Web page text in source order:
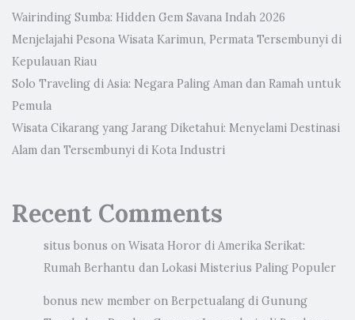
Wairinding Sumba: Hidden Gem Savana Indah 2026
Menjelajahi Pesona Wisata Karimun, Permata Tersembunyi di
Kepulauan Riau
Solo Traveling di Asia: Negara Paling Aman dan Ramah untuk
Pemula
Wisata Cikarang yang Jarang Diketahui: Menyelami Destinasi
Alam dan Tersembunyi di Kota Industri
Recent Comments
situs bonus on Wisata Horor di Amerika Serikat:
Rumah Berhantu dan Lokasi Misterius Paling Populer
bonus new member on Berpetualang di Gunung